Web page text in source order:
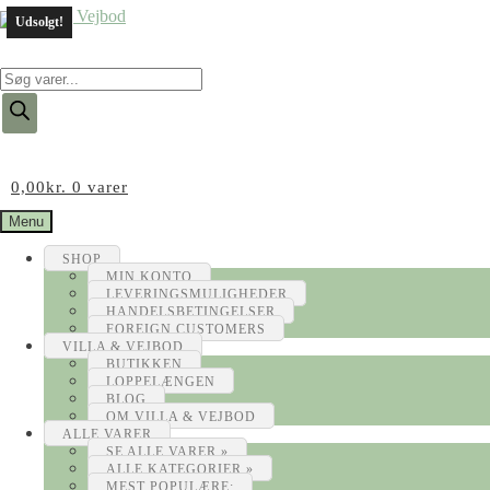
Products
search
0,00kr. 0 varer
Menu
SHOP
MIN KONTO
LEVERINGSMULIGHEDER
HANDELSBETINGELSER
FOREIGN CUSTOMERS
VILLA & VEJBOD
BUTIKKEN
LOPPELÆNGEN
BLOG
OM VILLA & VEJBOD
ALLE VARER
SE ALLE VARER »
ALLE KATEGORIER »
MEST POPULÆRE:
Udsolgt!